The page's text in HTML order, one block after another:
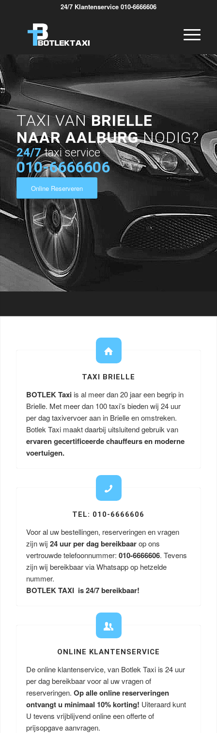
24/7 Klantenservice 010-6666606
TAXI VANBRIELLE
NAAR AALBURGNODIG?
24/7 taxi service
010-6666606
Online Reserveren
TAXI BRIELLE
BOTLEK Taxi is al meer dan 20 jaar een begrip in
Brielle. Met meer dan 100 taxi’s bieden wij 24 uur
per dag taxivervoer aan in Brielle en omstreken.
Botlek Taxi maakt daarbij uitsluitend gebruik van
ervaren gecertificeerde chauffeurs en moderne
voertuigen.
TEL: 010-6666606
Voor al uw bestellingen, reserveringen en vragen
zijn wij 24 uur per dag bereikbaarop ons
vertrouwde telefoonnummer: 010-6666606. Tevens
zijn wij bereikbaar via Whatsapp op hetzelde
nummer.
BOTLEK TAXI is 24/7 bereikbaar!
ONLINE KLANTENSERVICE
De online klantenservice, van Botlek Taxi is 24 uur
per dag bereikbaar voor al uw vragen of
reserveringen. Op alle online reserveringen
ontvangt u minimaal 10% korting! Uiteraard kunt
U tevens vrijblijvend online een offerte of
prijsopgave aanvragen.